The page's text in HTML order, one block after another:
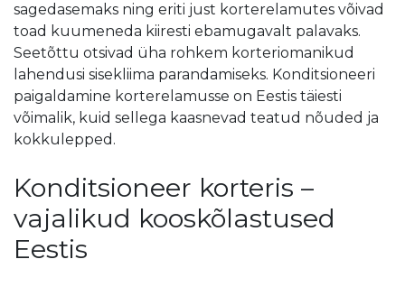
sagedasemaks ning eriti just korterelamutes võivad
toad kuumeneda kiiresti ebamugavalt palavaks.
Seetõttu otsivad üha rohkem korteriomanikud
lahendusi sisekliima parandamiseks. Konditsioneeri
paigaldamine korterelamusse on Eestis täiesti
võimalik, kuid sellega kaasnevad teatud nõuded ja
kokkulepped.
Konditsioneer korteris –
vajalikud kooskõlastused
Eestis